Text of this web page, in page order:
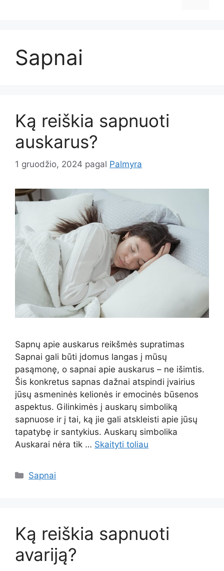
Sapnai
Ką reiškia sapnuoti
auskarus?
1 gruodžio, 2024 pagal Palmyra
Sapnų apie auskarus reikšmės supratimas
Sapnai gali būti įdomus langas į mūsų
pasąmonę, o sapnai apie auskarus – ne išimtis.
Šis konkretus sapnas dažnai atspindi įvairius
jūsų asmeninės kelionės ir emocinės būsenos
aspektus. Gilinkimės į auskarų simboliką
sapnuose ir į tai, ką jie gali atskleisti apie jūsų
tapatybę ir santykius. Auskarų simbolika
Auskarai nėra tik … Skaityti toliau
Kategorijos
Sapnai
Ką reiškia sapnuoti
avariją?